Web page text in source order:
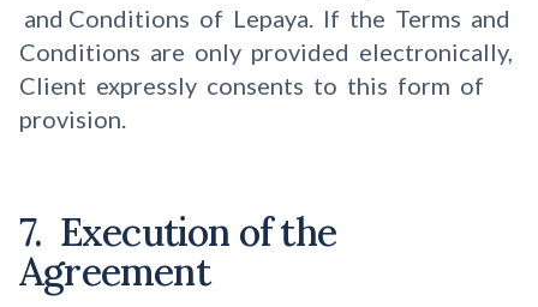
and Conditions of Lepaya. If the Terms and
Conditions are only provided electronically,
Client expressly consents to this form of
provision.
7. Execution of the
Agreement